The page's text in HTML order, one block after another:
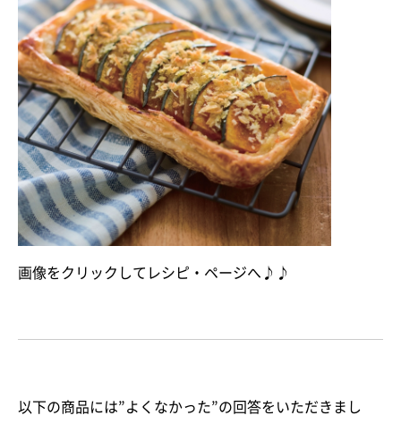
画像をクリックしてレシピ・ページへ♪♪
以下の商品には”よくなかった”の回答をいただきまし